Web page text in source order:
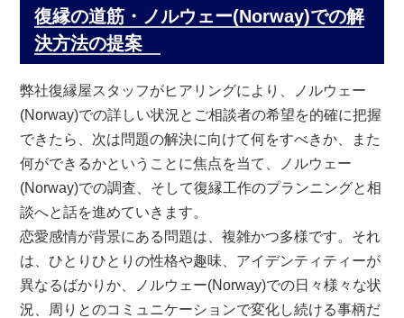
復縁の道筋・ノルウェー(Norway)での解
決方法の提案
弊社復縁屋スタッフがヒアリングにより、ノルウェー
(Norway)での詳しい状況とご相談者の希望を的確に把握
できたら、次は問題の解決に向けて何をすべきか、また
何ができるかということに焦点を当て、ノルウェー
(Norway)での調査、そして復縁工作のプランニングと相
談へと話を進めていきます。
恋愛感情が背景にある問題は、複雑かつ多様です。それ
は、ひとりひとりの性格や趣味、アイデンティティーが
異なるばかりか、ノルウェー(Norway)での日々様々な状
況、周りとのコミュニケーションで変化し続ける事柄だ